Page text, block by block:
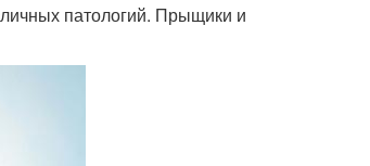
патологий. Прыщики и